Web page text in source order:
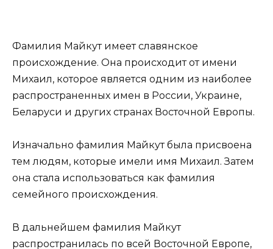
Фамилия Майкут имеет славянское
происхождение. Она происходит от имени
Михаил, которое является одним из наиболее
распространенных имен в России, Украине,
Беларуси и других странах Восточной Европы.
Изначально фамилия Майкут была присвоена
тем людям, которые имели имя Михаил. Затем
она стала использоваться как фамилия
семейного происхождения.
В дальнейшем фамилия Майкут
распространилась по всей Восточной Европе,